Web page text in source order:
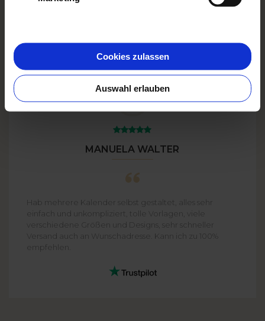
Cookies zulassen
Auswahl erlauben
1,00 EUR
MANUELA WALTER
Hab mehrere Kalender selbst gestaltet, alles sehr
einfach und unkompliziert, tolle Vorlagen, viele
verschiedene Größen und Designs, sehr schneller
Versand auch an Wunschadresse. Kann ich zu 100%
empfehlen.